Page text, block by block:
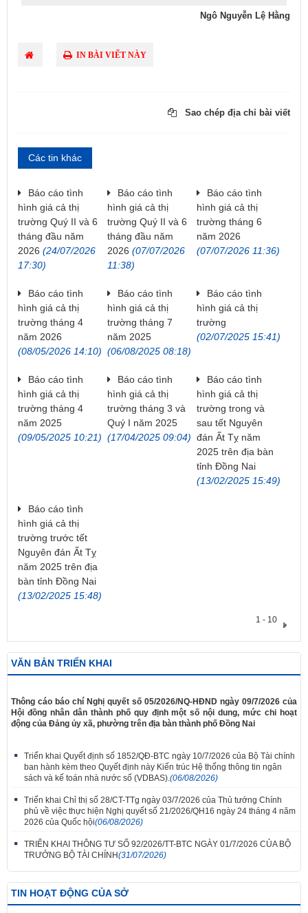
Ngô Nguyễn Lệ Hằng
IN BÀI VIẾT NÀY
Sao chép địa chỉ bài viết
Các tin khác
Báo cáo tình
hình giá cả thị
trường Quý II và 6
tháng đầu năm
2026 (24/07/2026
17:30)
Báo cáo tình
hình giá cả thị
trường Quý II và 6
tháng đầu năm
2026 (07/07/2026
11:38)
Báo cáo tình
hình giá cả thị
trường tháng 6
năm 2026
(07/07/2026 11:36)
Báo cáo tình
hình giá cả thị
trường tháng 4
năm 2026
(08/05/2026 14:10)
Báo cáo tình
hình giá cả thị
trường tháng 7
năm 2025
(06/08/2025 08:18)
Báo cáo tình
hình giá cả thị
trường
(02/07/2025 15:41)
Báo cáo tình
hình giá cả thị
trường tháng 4
năm 2025
(09/05/2025 10:21)
Báo cáo tình
hình giá cả thị
trường tháng 3 và
Quý I năm 2025
(17/04/2025 09:04)
Báo cáo tình
hình giá cả thị
trường trong và
sau tết Nguyên
đán Ất Tỵ năm
2025 trên địa bàn
tỉnh Đồng Nai
(13/02/2025 15:49)
Báo cáo tình
hình giá cả thị
trường trước tết
Nguyên đán Ất Tỵ
năm 2025 trên địa
bàn tỉnh Đồng Nai
(13/02/2025 15:48)
1 - 10
VĂN BẢN TRIỂN KHAI
​Thông cáo báo chí Nghị quyết số 05/2026/NQ-HĐND ngày 09/7/2026 của
Hội đồng nhân dân thành phố quy định một số nội dung, mức chi hoạt
động của Đảng ủy xã, phường trên địa bàn thành phố Đồng Nai
Triển khai Quyết định số 1852/QĐ-BTC ngày 10/7/2026 của Bộ Tài chính
ban hành kèm theo Quyết định này Kiến trúc Hệ thống thông tin ngân
sách và kế toán nhà nước số (VDBAS). (06/08/2026)
Triển khai Chỉ thị số 28/CT-TTg ngày 03/7/2026 của Thủ tướng Chính
phủ về việc thực hiện Nghị quyết số 21/2026/QH16 ngày 24 tháng 4 năm
2026 của Quốc hội(06/08/2026)
TRIỂN KHAI THÔNG TƯ SỐ 92/2026/TT-BTC NGÀY 01/7/2026 CỦA BỘ
TRƯỞNG BỘ TÀI CHÍNH(31/07/2026)
TIN HOẠT ĐỘNG CỦA SỞ